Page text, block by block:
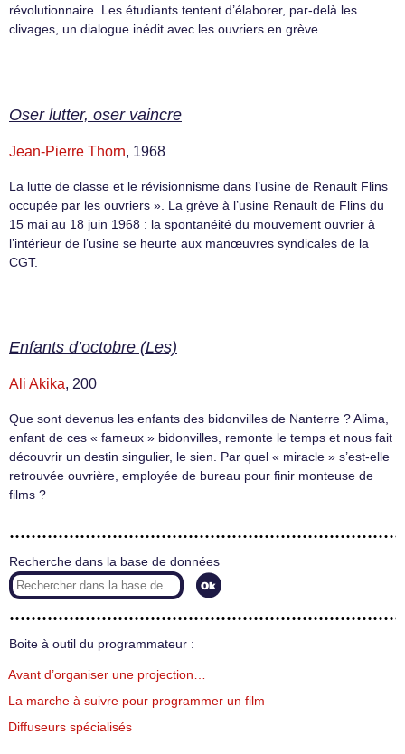
révolutionnaire. Les étudiants tentent d’élaborer, par-delà les
clivages, un dialogue inédit avec les ouvriers en grève.
Oser lutter, oser vaincre
Jean-Pierre Thorn, 1968
La lutte de classe et le révisionnisme dans l’usine de Renault Flins
occupée par les ouvriers ». La grève à l’usine Renault de Flins du
15 mai au 18 juin 1968 : la spontanéité du mouvement ouvrier à
l’intérieur de l’usine se heurte aux manœuvres syndicales de la
CGT.
Enfants d’octobre (Les)
Ali Akika, 200
Que sont devenus les enfants des bidonvilles de Nanterre ? Alima,
enfant de ces « fameux » bidonvilles, remonte le temps et nous fait
découvrir un destin singulier, le sien. Par quel « miracle » s’est-elle
retrouvée ouvrière, employée de bureau pour finir monteuse de
films ?
Recherche dans la base de données
Boite à outil du programmateur :
Avant d’organiser une projection…
La marche à suivre pour programmer un film
Diffuseurs spécialisés